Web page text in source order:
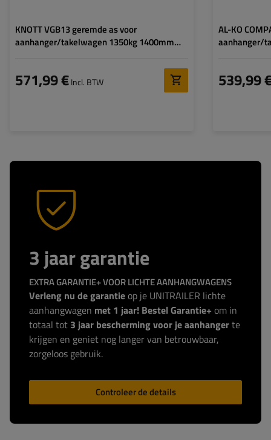
KNOTT VGB13 geremde as voor
aanhanger/takelwagen 1350kg 1400mm
571,99 €Incl. BTW
AL-KO
aanhanger/
539,99
3 jaar garantie
EXTRA GARANTIE+ VOOR LICHTE AANHANGWAGENS
Verleng nu de garantie op je UNITRAILER lichte
aanhangwagen met 1 jaar! Bestel Garantie+ om in
totaal tot 3 jaar bescherming voor je aanhangerte
krijgen en geniet nog langer van betrouwbaar,
zorgeloos gebruik.
Controleer de details